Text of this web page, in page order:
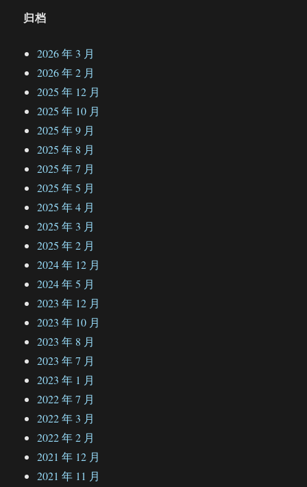
归档
2026 年 3 月
2026 年 2 月
2025 年 12 月
2025 年 10 月
2025 年 9 月
2025 年 8 月
2025 年 7 月
2025 年 5 月
2025 年 4 月
2025 年 3 月
2025 年 2 月
2024 年 12 月
2024 年 5 月
2023 年 12 月
2023 年 10 月
2023 年 8 月
2023 年 7 月
2023 年 1 月
2022 年 7 月
2022 年 3 月
2022 年 2 月
2021 年 12 月
2021 年 11 月